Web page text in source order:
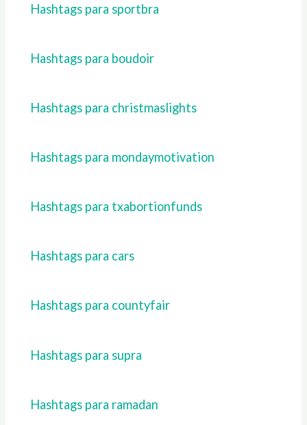
Hashtags para sportbra
Hashtags para boudoir
Hashtags para christmaslights
Hashtags para mondaymotivation
Hashtags para txabortionfunds
Hashtags para cars
Hashtags para countyfair
Hashtags para supra
Hashtags para ramadan